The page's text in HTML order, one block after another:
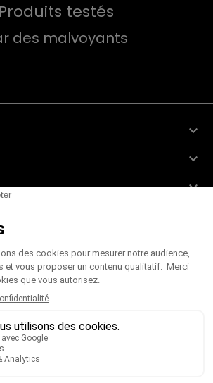
Produits testés
des malvoyants



légales
catalogue